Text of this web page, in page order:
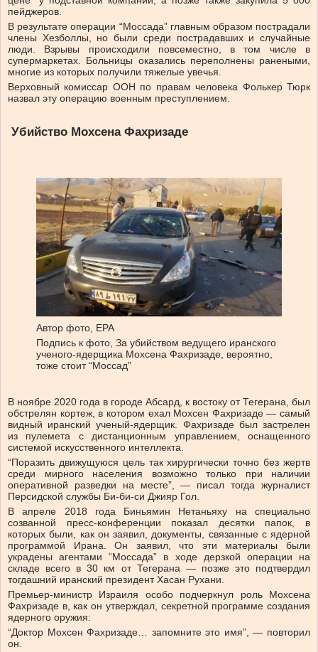
пейджеров.
В результате операции “Моссада” главным образом пострадали
члены Хезболлы, но были среди пострадавших и случайные
люди. Взрывы происходили повсеместно, в том числе в
супермаркетах. Больницы оказались переполнены ранеными,
многие из которых получили тяжелые увечья.
Верховный комиссар ООН по правам человека Фолькер Тюрк
назвал эту операцию военным преступлением.
Убийство Мохсена Фахризаде
Автор фото, EPA
Подпись к фото, За убийством ведущего иранского
ученого-ядерщика Мохсена Фахризаде, вероятно,
тоже стоит “Моссад”
В ноябре 2020 года в городе Абсард, к востоку от Тегерана, был
обстрелян кортеж, в котором ехал Мохсен Фахризаде — самый
видный иранский ученый-ядерщик. Фахризаде был застрелен
из пулемета с дистанционным управлением, оснащенного
системой искусственного интеллекта.
“Поразить движущуюся цель так хирургически точно без жертв
среди мирного населения возможно только при наличии
оперативной разведки на месте”, — писал тогда журналист
Персидской службы Би-би-си Джияр Гол.
В апреле 2018 года Биньямин Нетаньяху на специально
созванной пресс-конференции показал десятки папок, в
которых были, как он заявил, документы, связанные с ядерной
программой Ирана. Он заявил, что эти материалы были
украдены агентами “Моссада” в ходе дерзкой операции на
складе всего в 30 км от Тегерана — позже это подтвердил
тогдашний иранский президент Хасан Рухани.
Премьер-министр Израиля особо подчеркнул роль Мохсена
Фахризаде в, как он утверждал, секретной программе создания
ядерного оружия:
“Доктор Мохсен Фахризаде… запомните это имя”, — повторил
он.